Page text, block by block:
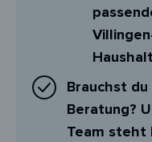
Brauchst
Beratung?
Team steht